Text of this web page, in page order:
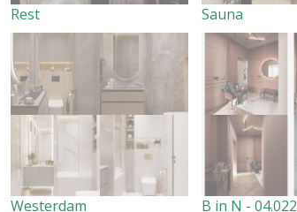
Rest Sauna
Westerdam B in N - 04.022